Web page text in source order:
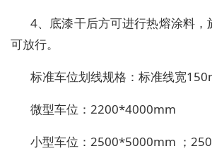
4、底漆干后方可进行热熔涂料，
可放行。
标准车位划线规格：标准线宽
微型车位：2200*4000mm
小型车位：2500*5000mm ；